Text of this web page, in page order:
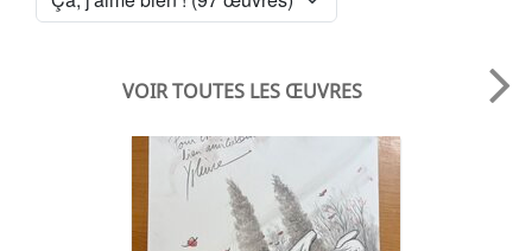
VOIR TOUTES LES ŒUVRES